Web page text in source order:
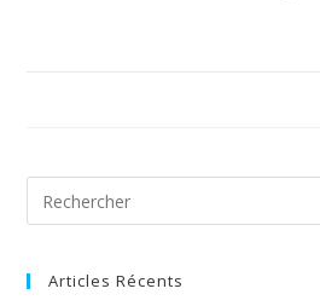
Articles Récents